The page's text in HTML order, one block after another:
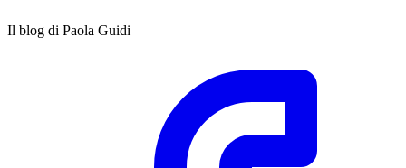
Il blog di Paola Guidi